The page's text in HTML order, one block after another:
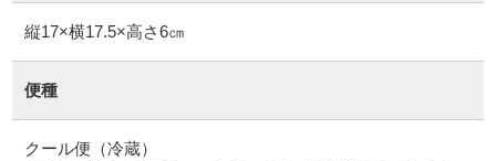
縦17×横17.5×高さ6㎝
便種
クール便（冷蔵）